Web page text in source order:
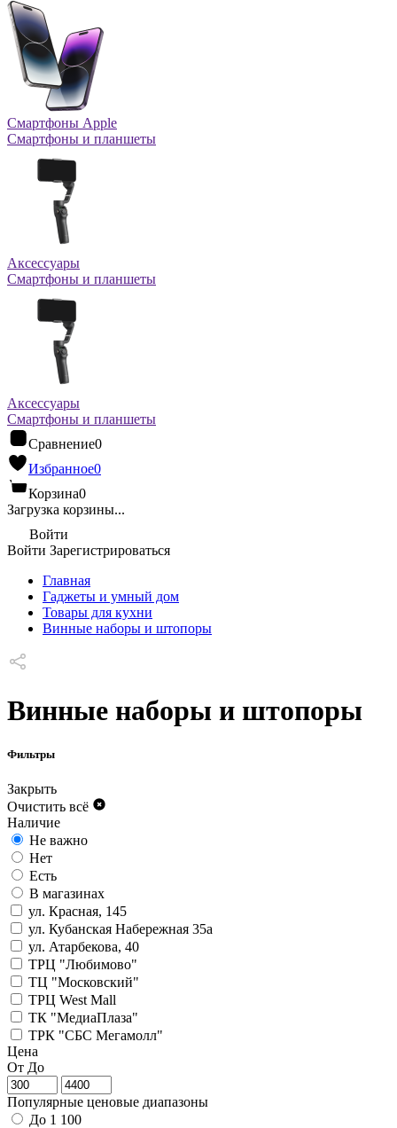
Смартфоны Apple
Смартфоны и планшеты
Аксессуары
Смартфоны и планшеты
Аксессуары
Смартфоны и планшеты
Сравнение0
Избранное0
Корзина0
Загрузка корзины...
Войти
Войти Зарегистрироваться
Главная
Гаджеты и умный дом
Товары для кухни
Винные наборы и штопоры
Винные наборы и штопоры
Фильтры
Закрыть
Очистить всё
Наличие
Не важно
Нет
Есть
В магазинах
ул. Красная, 145
ул. Кубанская Набережная 35а
ул. Атарбекова, 40
ТРЦ "Любимово"
ТЦ "Московский"
ТРЦ West Mall
ТК "МедиаПлаза"
ТРК "СБС Мегамолл"
Цена
От До
Популярные ценовые диапазоны
До 1 100